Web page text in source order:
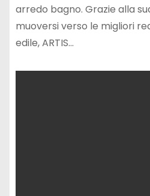
arredo bagno. Grazie alla
muoversi verso le migliori
edile, ARTIS…